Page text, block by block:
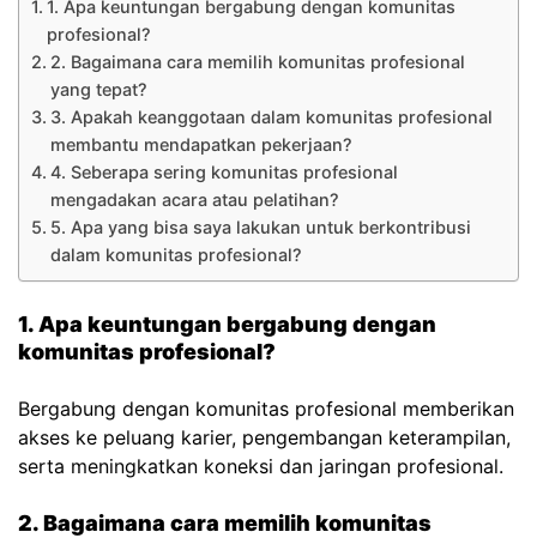
1. Apa keuntungan bergabung dengan komunitas
profesional?
2. Bagaimana cara memilih komunitas profesional
yang tepat?
3. Apakah keanggotaan dalam komunitas profesional
membantu mendapatkan pekerjaan?
4. Seberapa sering komunitas profesional
mengadakan acara atau pelatihan?
5. Apa yang bisa saya lakukan untuk berkontribusi
dalam komunitas profesional?
1. Apa keuntungan bergabung dengan
komunitas profesional?
Bergabung dengan komunitas profesional memberikan
akses ke peluang karier, pengembangan keterampilan,
serta meningkatkan koneksi dan jaringan profesional.
2. Bagaimana cara memilih komunitas